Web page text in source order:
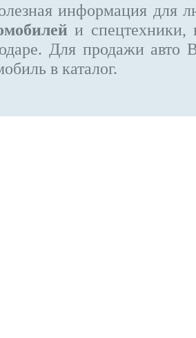
информация для
и спецтехники,
Для продажи авто
в каталог.